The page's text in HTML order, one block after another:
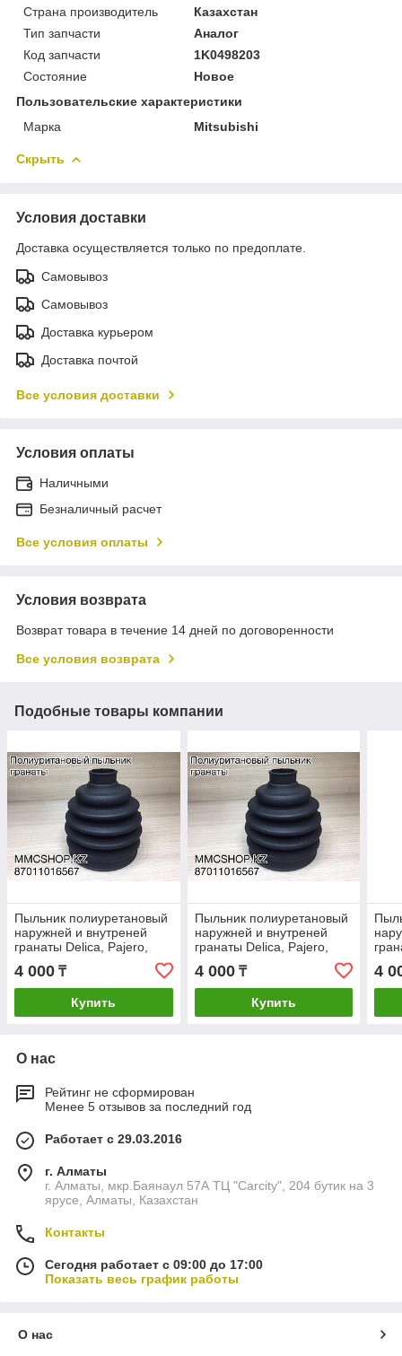
Страна производитель
Казахстан
Тип запчасти
Аналог
Код запчасти
1K0498203
Состояние
Новое
Пользовательские характеристики
Марка
Mitsubishi
Скрыть
Условия доставки
Доставка осуществляется только по предоплате.
Самовывоз
Самовывоз
Доставка курьером
Доставка почтой
Все условия доставки
Условия оплаты
Наличными
Безналичный расчет
Все условия оплаты
Условия возврата
Возврат товара в течение 14 дней по договоренности
Все условия возврата
Подобные товары компании
Пыльник полиуретановый
наружней и внутреней
гранаты Delica, Pajero,
Montero sport 1K0498203
4 000 ₸
Купить
Пыльник полиуретановый
наружней и внутреней
гранаты Delica, Pajero,
Montero sport 1K0498203
4 000₸
Купить
4
О нас
Рейтинг не сформирован
Менее 5 отзывов за последний год
Работает с 29.03.2016
г. Алматы
г. Алматы, мкр.Баянаул 57А ТЦ "Carcity", 204 бутик на 3
ярусе, Алматы, Казахстан
Контакты
Сегодня работает с 09:00 до 17:00
Показать весь график работы
О нас